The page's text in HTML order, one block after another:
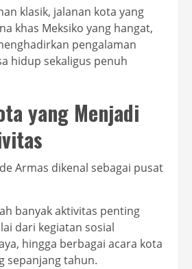
klasik, jalanan kota yang
khas Meksiko yang hangat,
pengalaman
hidup sekaligus penuh
yang Menjadi
Armas dikenal sebagai pusat
banyak aktivitas penting
dari kegiatan sosial
hingga berbagai acara kota
sepanjang tahun.